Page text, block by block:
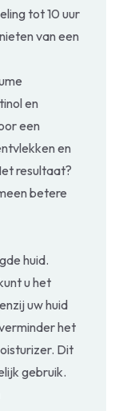
tot 10 uur
van een
en
een
en
resultaat?
betere
huid.
u het
uw huid
het
Dit
gebruik.